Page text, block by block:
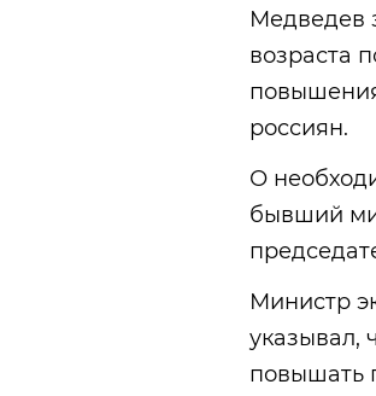
Медведев
возраста
россиян.
О
бывший
Министр
указывал,
повышать